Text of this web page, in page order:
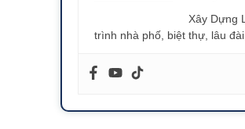
Xây Dựng
trình nhà phố, biệt thự, lâu